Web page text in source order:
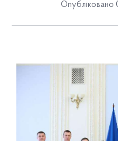
Опубліковано